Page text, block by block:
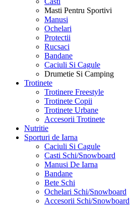
Masti Pentru Sportivi
Manusi
Ochelari
Protectii
Rucsaci
Bandane
Caciuli Si Cagule
Drumetie Si Camping
Trotinete
Trotinere Freestyle
Trotinete Copii
Trotinete Urbane
Accesorii Trotinete
Nutritie
Sporturi de Iarna
Caciuli Si Cagule
Casti Schi/Snowboard
Manusi De Iarna
Bandane
Bete Schi
Ochelari Schi/Snowboard
Accesorii Schi/Snowboard